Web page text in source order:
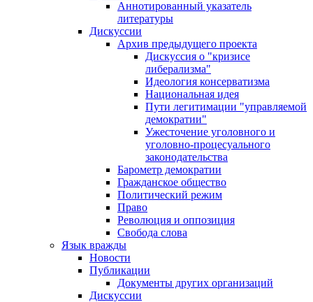
Аннотированный указатель
литературы
Дискуссии
Архив предыдущего проекта
Дискуссия о "кризисе
либерализма"
Идеология консерватизма
Национальная идея
Пути легитимации "управляемой
демократии"
Ужесточение уголовного и
уголовно-процесуального
законодательства
Барометр демократии
Гражданское общество
Политический режим
Право
Революция и оппозиция
Свобода слова
Язык вражды
Новости
Публикации
Документы других организаций
Дискуссии